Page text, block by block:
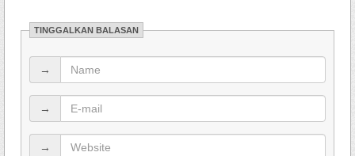
TINGGALKAN BALASAN
→
→
→